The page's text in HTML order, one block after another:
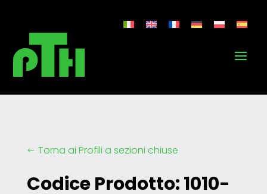
# Torna ai Profili a sezioni chiuse
Codice Prodotto: 1010-